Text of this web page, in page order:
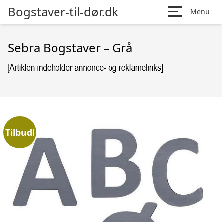
Bogstaver-til-dør.dk Menu
Sebra Bogstaver – Grå
Tilbud!